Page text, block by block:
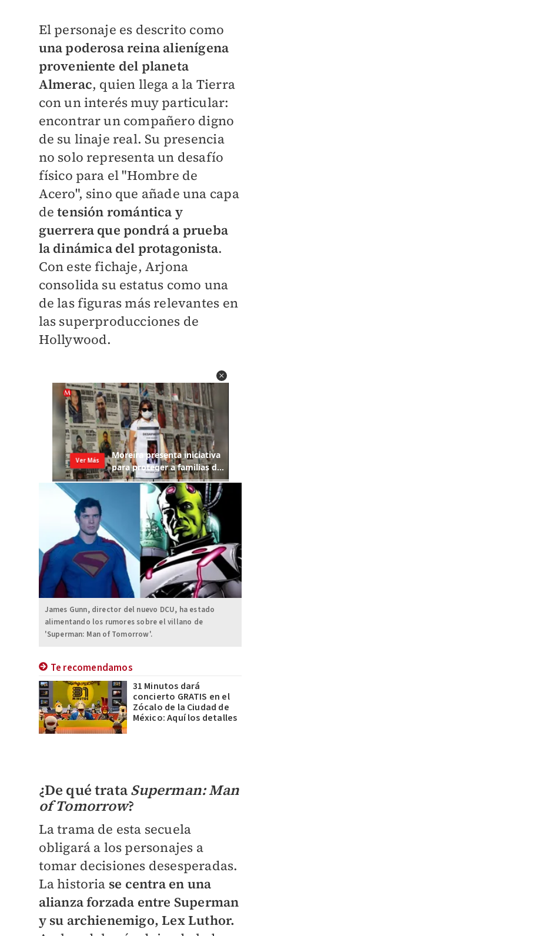
El personaje es descrito como
una poderosa reina alienígena
proveniente del planeta
Almerac, quien llega a la Tierra
con un interés muy particular:
encontrar un compañero digno
de su linaje real. Su presencia
no solo representa un desafío
físico para el "Hombre de
Acero", sino que añade una capa
detensión romántica y
guerrera que pondrá a prueba
la dinámica del protagonista.
Con este fichaje, Arjona
consolida su estatus como una
de las figuras más relevantes en
las superproducciones de
Hollywood.
James Gunn, director del nuevo DCU, ha estado
alimentando los rumores sobre el villano de
'Superman: Man of Tomorrow'.
Te recomendamos
31 Minutos dará
concierto GRATIS en el
Zócalo de la Ciudad de
México: Aquí los detalles
¿De qué trataSuperman: Man
of Tomorrow?
La trama de esta secuela
obligará a los personajes a
tomar decisiones desesperadas.
La historia se centra en una
alianza forzada entre Superman
y su archienemigo, Lex Luthor.